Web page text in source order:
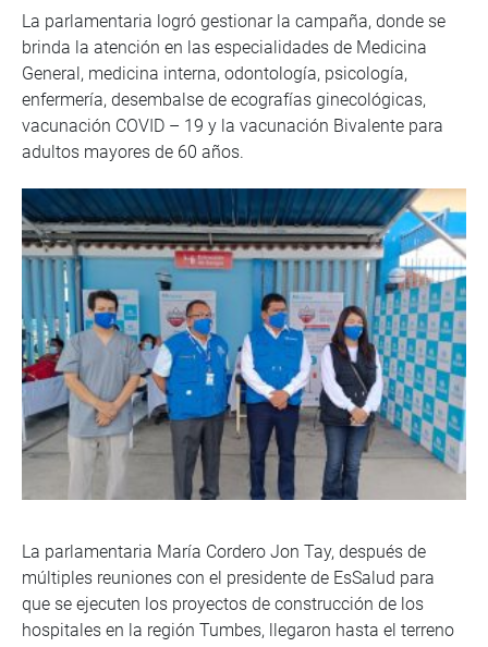
La parlamentaria logró gestionar la campaña, donde se
brinda la atención en las especialidades de Medicina
General, medicina interna, odontología, psicología,
enfermería, desembalse de ecografías ginecológicas,
vacunación COVID – 19 y la vacunación Bivalente para
adultos mayores de 60 años.
La parlamentaria María Cordero Jon Tay, después de
múltiples reuniones con el presidente de EsSalud para
que se ejecuten los proyectos de construcción de los
hospitales en la región Tumbes, llegaron hasta el terreno